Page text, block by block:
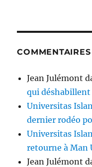
Jean Julémont
qui déshabillent
Universitas
dernier rodéo
Universitas
retourne à Man
Jean Julémont